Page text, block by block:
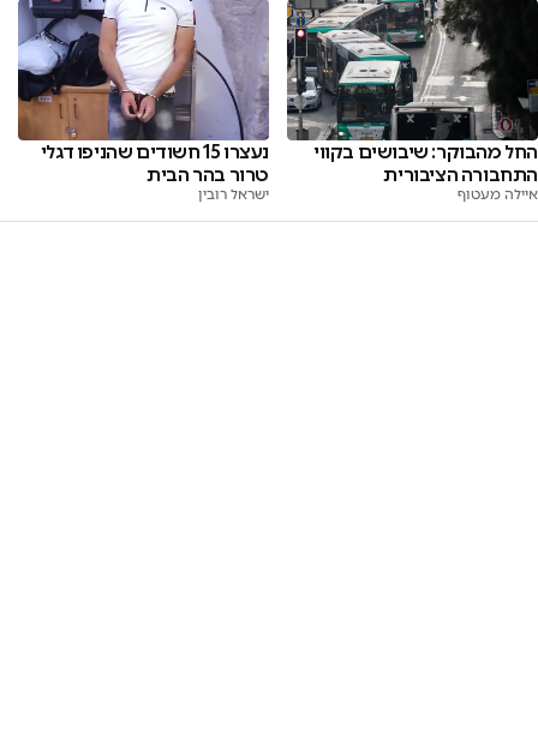
החל מהבוקר: שיבושים בקווי
התחבורה הציבורית
איילה מעטוף
נעצרו 15 חשודים שהניפו דגלי
טרור בהר הבית
ישראל רובין